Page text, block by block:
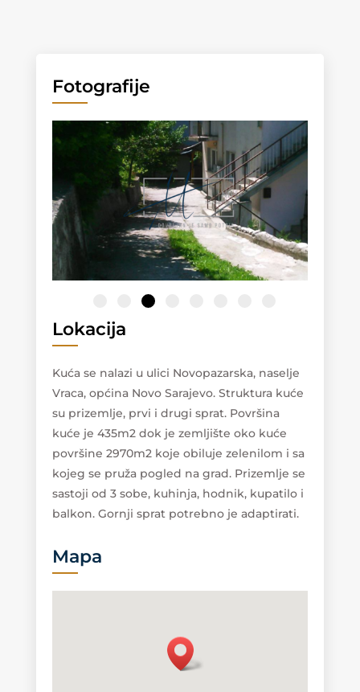
Fotografije
Lokacija
Kuća se nalazi u ulici Novopazarska, naselje
Vraca, općina Novo Sarajevo. Struktura kuće
su prizemlje, prvi i drugi sprat. Površina
kuće je 435m2 dok je zemljište oko kuće
površine 2970m2 koje obiluje zelenilom i sa
kojeg se pruža pogled na grad. Prizemlje se
sastoji od 3 sobe, kuhinja, hodnik, kupatilo i
balkon. Gornji sprat potrebno je adaptirati.
Mapa